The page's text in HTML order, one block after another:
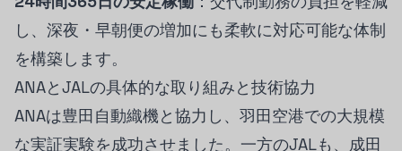
し、深夜・早朝便の増加にも柔軟に対応可能な体制
を構築します。
ANAとJALの具体的な取り組みと技術協力
ANAは豊田自動織機と協力し、羽田空港での大規模
な実証実験を成功させました。一方のJALも、成田